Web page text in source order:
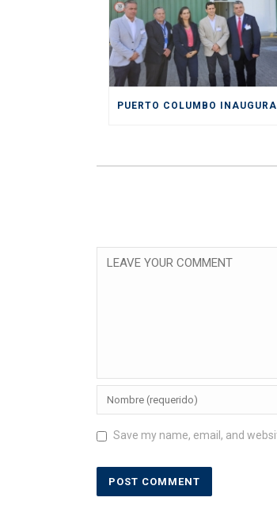
Save my name, email, and